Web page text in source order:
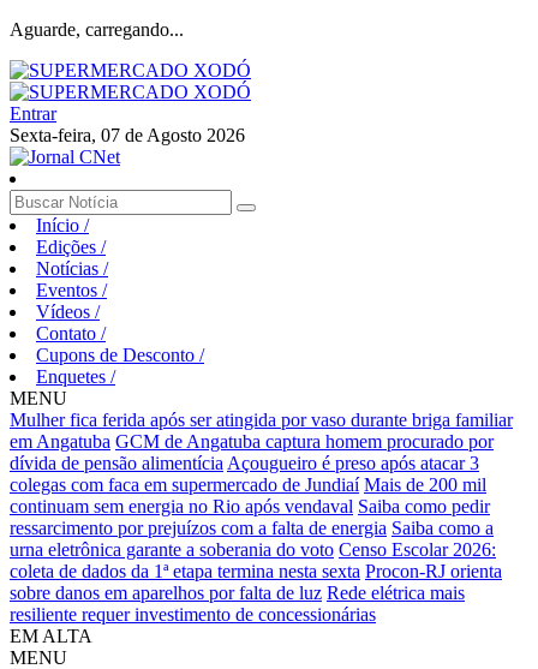
Aguarde, carregando...
Entrar
Sexta-feira, 07 de Agosto 2026
Início /
Edições /
Notícias /
Eventos /
Vídeos /
Contato /
Cupons de Desconto /
Enquetes /
MENU
Mulher fica ferida após ser atingida por vaso durante briga familiar
em Angatuba GCM de Angatuba captura homem procurado por
dívida de pensão alimentícia Açougueiro é preso após atacar 3
colegas com faca em supermercado de Jundiaí Mais de 200 mil
continuam sem energia no Rio após vendaval Saiba como pedir
ressarcimento por prejuízos com a falta de energia Saiba como a
urna eletrônica garante a soberania do voto Censo Escolar 2026:
coleta de dados da 1ª etapa termina nesta sexta Procon-RJ orienta
sobre danos em aparelhos por falta de luz Rede elétrica mais
resiliente requer investimento de concessionárias
EM ALTA
MENU